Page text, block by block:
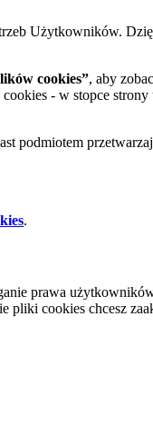
Użytkowników.
cookies”, aby
- w stopce
podmiotem
.
prawa
pliki cookies chcesz